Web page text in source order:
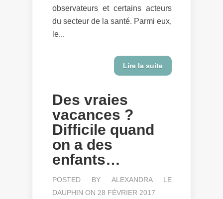
observateurs et certains acteurs
du secteur de la santé. Parmi eux,
le...
Lire la suite
Des vraies
vacances ?
Difficile quand
on a des
enfants…
POSTED BY ALEXANDRA LE
DAUPHIN ON 28 FÉVRIER 2017